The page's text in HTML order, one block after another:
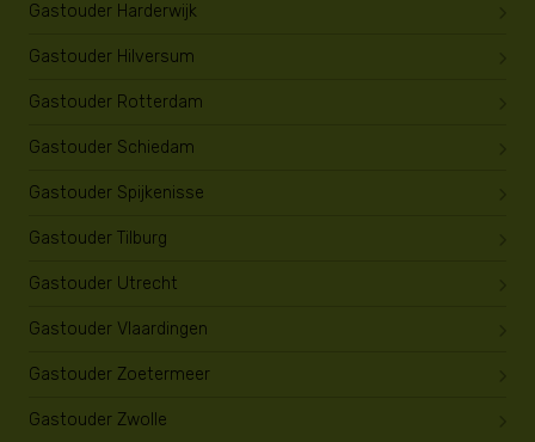
Gastouder Harderwijk
Gastouder Hilversum
Gastouder Rotterdam
Gastouder Schiedam
Gastouder Spijkenisse
Gastouder Tilburg
Gastouder Utrecht
Gastouder Vlaardingen
Gastouder Zoetermeer
Gastouder Zwolle